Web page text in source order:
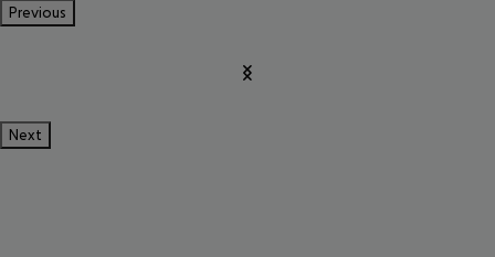
Previous
Next